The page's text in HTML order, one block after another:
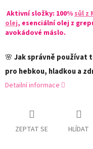
Aktivní složky: 100% sůl z
olej, esenciální olej z
avokádové máslo.
🌸 Jak správně používat
pro hebkou, hladkou a
Detailní informace
ZEPTAT SE HLÍDAT